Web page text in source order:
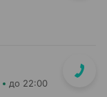
до 22:00